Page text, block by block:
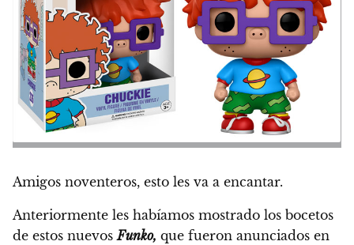
Amigos noventeros, esto les va a encantar.
Anteriormente les habíamos mostrado los bocetos
de estos nuevosFunko, que fueron anunciados en